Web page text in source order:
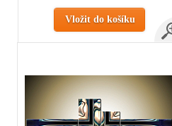
Vložit do košíku